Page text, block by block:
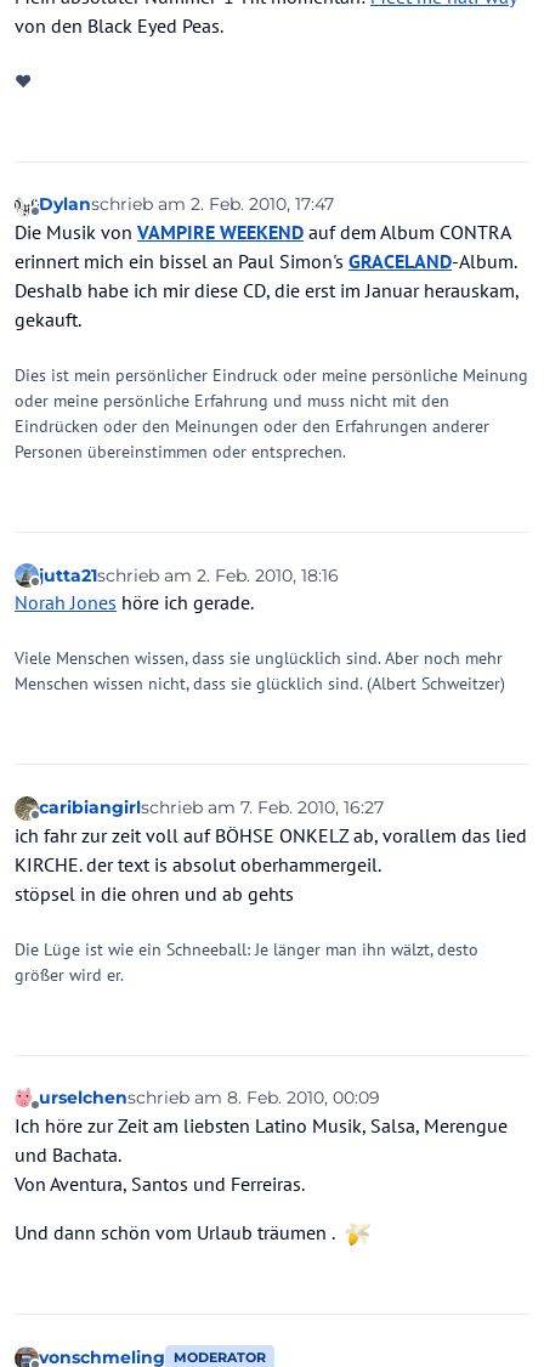
von den Black Eyed Peas.
♥
Offline
Dylanschrieb am 2. Feb. 2010, 17:47
zuletzt editiert von
Die Musik von VAMPIRE WEEKEND auf dem Album CONTRA
erinnert mich ein bissel an Paul Simon's GRACELAND-Album.
Deshalb habe ich mir diese CD, die erst im Januar herauskam,
gekauft.
Dies ist mein persönlicher Eindruck oder meine persönliche Meinung
oder meine persönliche Erfahrung und muss nicht mit den
Eindrücken oder den Meinungen oder den Erfahrungen anderer
Personen übereinstimmen oder entsprechen.
Offline
jutta21schrieb am 2. Feb. 2010, 18:16
zuletzt editiert von
Norah Jones höre ich gerade.
Viele Menschen wissen, dass sie unglücklich sind. Aber noch mehr
Menschen wissen nicht, dass sie glücklich sind. (Albert Schweitzer)
Offline
caribiangirlschrieb am 7. Feb. 2010, 16:27
zuletzt editiert von
ich fahr zur zeit voll auf BÖHSE ONKELZ ab, vorallem das lied
KIRCHE. der text is absolut oberhammergeil.
stöpsel in die ohren und ab gehts
Die Lüge ist wie ein Schneeball: Je länger man ihn wälzt, desto
größer wird er.
Offline
urselchenschrieb am 8. Feb. 2010, 00:09
zuletzt editiert von
Ich höre zur Zeit am liebsten Latino Musik, Salsa, Merengue
und Bachata.
Von Aventura, Santos und Ferreiras.
Und dann schön vom Urlaub träumen .
vonschmeling MODERATOR